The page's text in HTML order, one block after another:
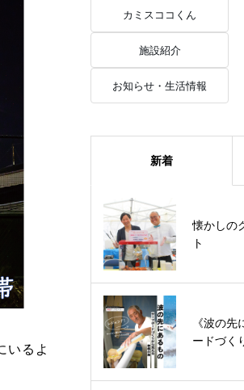
いるよ
カミスココくん
施設紹介
お知らせ・生活情報
新着
懐かしの
ト
《波の
ードづく
《波の先
ドづくり
令和8年
て